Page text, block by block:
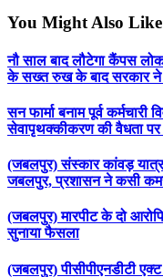
You Might Also Like
नौ साल बाद लौटेगा कैंपस
के सख्त रुख के बाद सरकार ने
सन फार्मा बनाम पूर्व
सेवापृथक्कीकरण की वैधता पर
(जबलपुर) संस्कार कांवड़
जबलपुर, प्रशासन ने कसी
(जबलपुर) मारपीट के दो
सुनाया फैसला
(जबलपुर) पीसीपीएनडीटी